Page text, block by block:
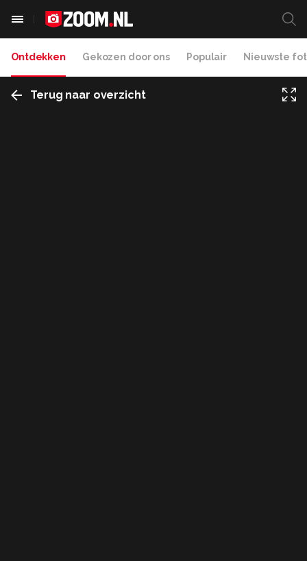
Ontdekken Gekozen door ons Populair Nieuwste
Terug naar overzicht